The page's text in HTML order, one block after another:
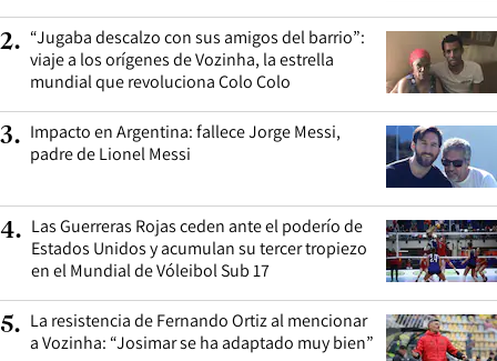
2. “Jugaba descalzo con sus amigos del barrio”:
viaje a los orígenes de Vozinha, la estrella
mundial que revoluciona Colo Colo
3. Impacto en Argentina: fallece Jorge Messi,
padre de Lionel Messi
4. Las Guerreras Rojas ceden ante el poderío de
Estados Unidos y acumulan su tercer tropiezo
en el Mundial de Vóleibol Sub 17
5. La resistencia de Fernando Ortiz al mencionar
a Vozinha: “Josimar se ha adaptado muy bien”